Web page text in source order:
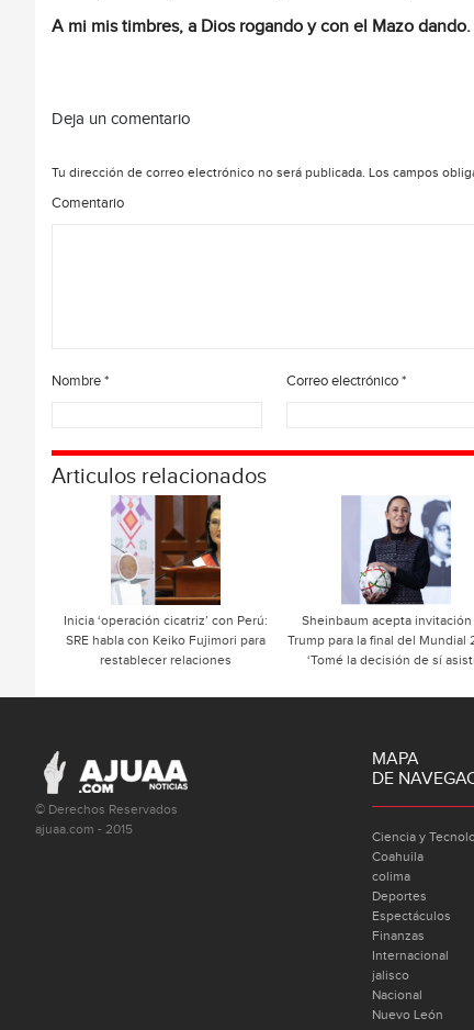
A mi mis timbres, a Dios rogando y con el Mazo dando.
Deja un comentario
Tu dirección de correo electrónico no será publicada. Los campos
Comentario
Nombre* Correo electrónico*
Articulos relacionados
Inicia ‘operación cicatriz’ con Perú:
SRE habla con Keiko Fujimori para
restablecer relaciones
Sheinbaum acepta invitación
Trump para la final del Mundial
‘Tomé la decisión de sí
© Derechos Reservados
ajuaa.com - 2015
MAPA
DE
Ciencia y
Coahuila
colima
Deportes
Espectáculos
Finanzas
Internacional
jalisco
Nacional
Nuevo León